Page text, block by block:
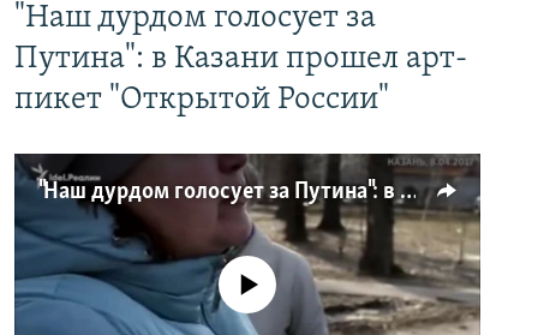
"Наш дурдом голосует за
Путина": в Казани прошел арт-
пикет "Открытой России"
"Наш дурдом голосует за Путина": в Казани прошел арт-пикет "Открытой России"
No media source currently available